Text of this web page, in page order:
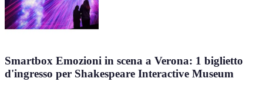
Smartbox Emozioni in scena a Verona: 1 biglietto
d'ingresso per Shakespeare Interactive Museum